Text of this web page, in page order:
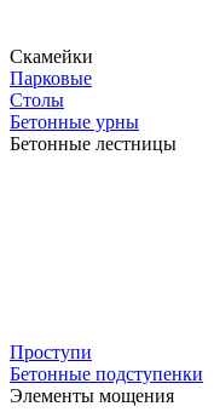
Скамейки
Парковые
Столы
Бетонные урны
Бетонные лестницы
Проступи
Бетонные подступенки
Элементы мощения